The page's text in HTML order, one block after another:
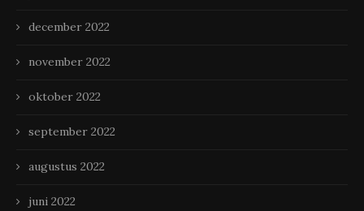
december 2022
november 2022
oktober 2022
september 2022
augustus 2022
juni 2022